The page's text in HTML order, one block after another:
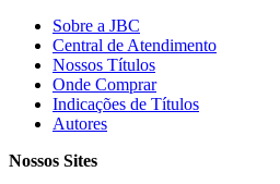
Sobre a JBC
Central de Atendimento
Nossos Títulos
Onde Comprar
Indicações de Títulos
Autores
Nossos Sites